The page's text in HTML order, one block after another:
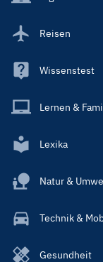
Reisen
Wissenstest
Lernen &
Lexika
Natur &
Technik &
Gesundheit